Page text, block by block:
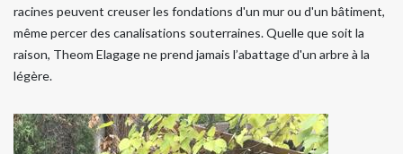
racines peuvent creuser les fondations d'un mur ou d'un bâtiment,
même percer des canalisations souterraines. Quelle que soit la
raison, Theom Elagage ne prend jamais l’abattage d'un arbre à la
légère.